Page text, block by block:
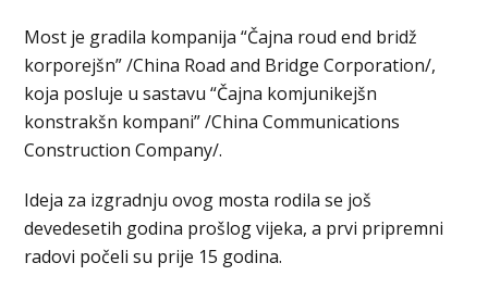
Most je gradila kompanija “Čajna roud end bridž
korporejšn” /China Road and Bridge Corporation/,
koja posluje u sastavu “Čajna komjunikejšn
konstrakšn kompani” /China Communications
Construction Company/.
Ideja za izgradnju ovog mosta rodila se još
devedesetih godina prošlog vijeka, a prvi pripremni
radovi počeli su prije 15 godina.